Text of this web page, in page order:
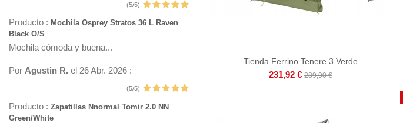
Tienda Ferrino Tenere 3 Verde
231,92 € 289,90 €
(5/5)
Producto : Mochila Osprey Stratos 36 L Raven
Black O/S
Mochila cómoda y buena...
Por Agustin R. el 26 Abr. 2026 :
(5/5)
Producto : Zapatillas Nnormal Tomir 2.0 NN
Green/White